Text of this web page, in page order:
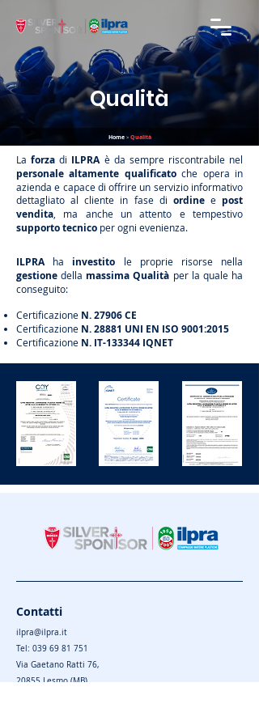
Qualità
Home > Qualità
Laforza di ILPRA è da sempre riscontrabile nel
personale altamente qualificatoche opera in
azienda e capace di offrire un servizio informativo
dettagliato al cliente in fase di ordinee post
vendita , ma anche un attento e tempestivo
supportotecnico per ogni evenienza.
ILPRA ha investito le proprie risorse nella
gestione della massima Qualità per la quale ha
conseguito:
Certificazione N. 27906 CE
Certificazione N. 28881 UNI EN ISO 9001:2015
Certificazione N. IT-133344 IQNET
Contatti
ilpra@ilpra.it
Tel: 039 69 81 751
Via Gaetano Ratti 76,
20855 Lesmo (MB)